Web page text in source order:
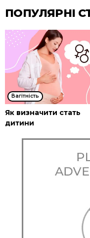
ПОПУЛЯРНІ
Вагітність
Як визначити стать
дитини